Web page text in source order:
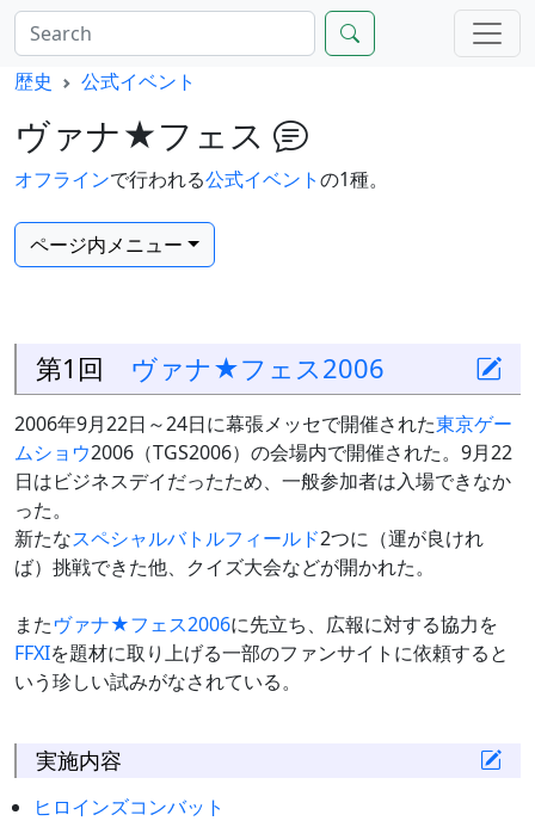
歴史 公式イベント
ヴァナ★フェス
オフラインで行われる公式イベントの1種。
ページ内メニュー
第1回 ヴァナ★フェス2006
2006年9月22日～24日に幕張メッセで開催された東京ゲー
ムショウ2006（TGS2006）の会場内で開催された。9月22
日はビジネスデイだったため、一般参加者は入場できなか
った。
新たなスペシャルバトルフィールド2つに（運が良けれ
ば）挑戦できた他、クイズ大会などが開かれた。
またヴァナ★フェス2006に先立ち、広報に対する協力を
FFXIを題材に取り上げる一部のファンサイトに依頼すると
いう珍しい試みがなされている。
実施内容
ヒロインズコンバット